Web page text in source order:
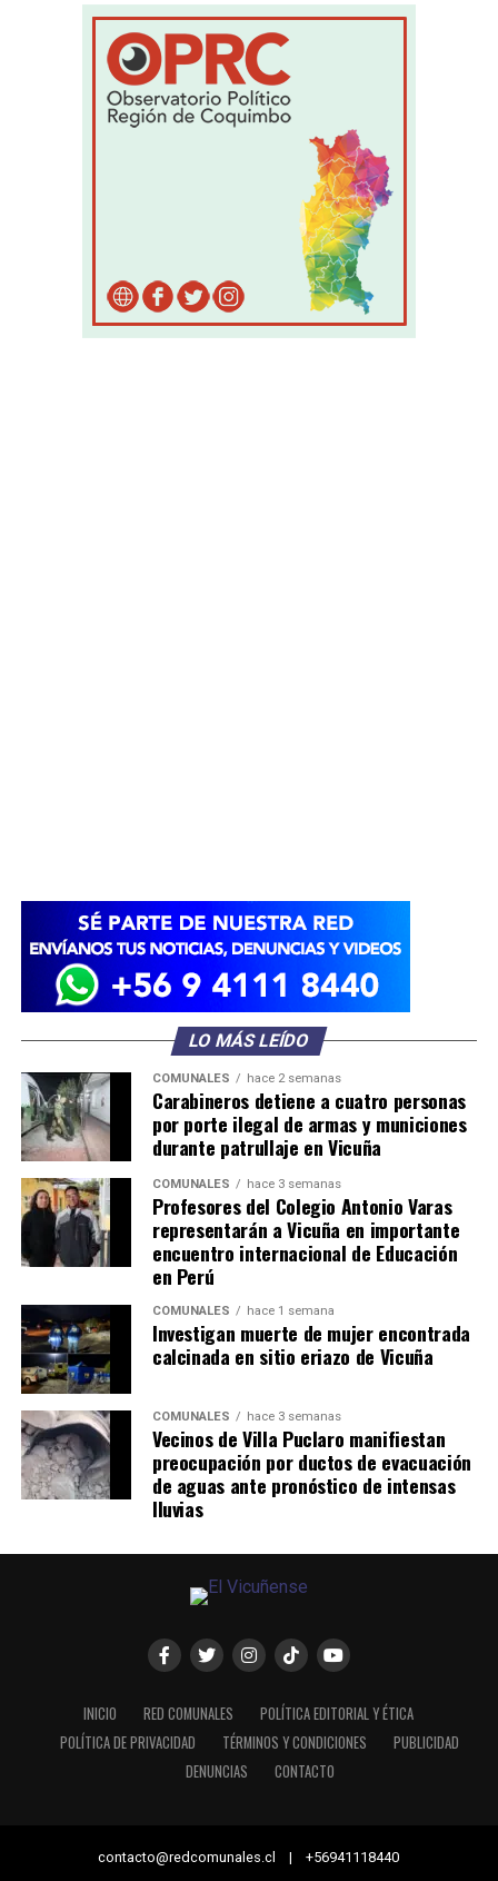
LO MÁS LEÍDO
COMUNALES hace 2 semanas
Carabineros detiene a cuatro personas
por porte ilegal de armas y municiones
durante patrullaje en Vicuña
COMUNALES hace 3 semanas
Profesores del Colegio Antonio Varas
representarán a Vicuña en importante
encuentro internacional de Educación
en Perú
COMUNALES hace 1 semana
Investigan muerte de mujer encontrada
calcinada en sitio eriazo de Vicuña
COMUNALES hace 3 semanas
Vecinos de Villa Puclaro manifiestan
preocupación por ductos de evacuación
de aguas ante pronóstico de intensas
lluvias
INICIO RED COMUNALES
POLÍTICA EDITORIAL Y ÉTICA
POLÍTICA DE PRIVACIDAD
TÉRMINOS Y CONDICIONES
PUBLICIDAD
DENUNCIAS
CONTACTO
contacto@redcomunales.cl | +56941118440